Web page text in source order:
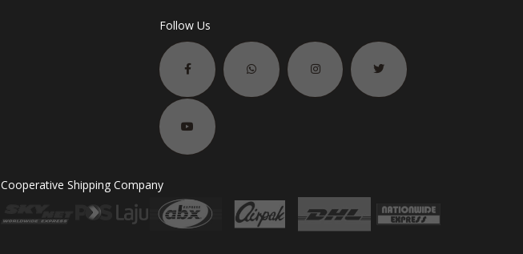
Follow Us
Cooperative Shipping Company